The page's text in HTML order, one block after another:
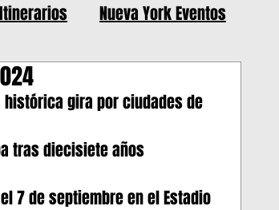
Itinerarios Nueva York Eventos
eventos
Massachusetts
DEPORTES LOS 50 DEL CANARIO
gira por ciudades de
tras diecisiete años
7 de septiembre en el Estadio